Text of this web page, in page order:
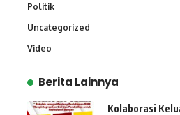
Politik
Uncategorized
Video
Berita Lainnya
Kolaborasi